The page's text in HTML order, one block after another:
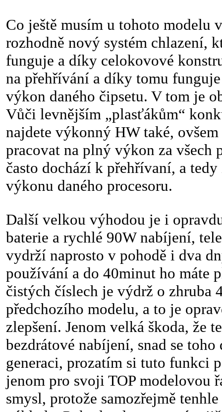
Co ještě musím u tohoto modelu
rozhodně nový systém chlazení,
funguje a díky celokovové
na přehřívání a díky tomu
výkon daného čipsetu. V tom je
Vůči levnějším „plasťákům“
najdete výkonný HW také,
pracovat na plný výkon za všech
často dochází k přehřívaní, a
výkonu daného procesoru.
Další velkou výhodou je i
baterie a rychlé 90W nabíjení,
vydrží naprosto v pohodě i dva
používání a do 40minut ho máte
čistých číslech je výdrž o zhruba
předchozího modelu, a to je
zlepšení. Jenom velká škoda, že
bezdrátové nabíjení, snad se
generaci, prozatím si tuto funkci
jenom pro svoji TOP modelovou
smysl, protože samozřejmě